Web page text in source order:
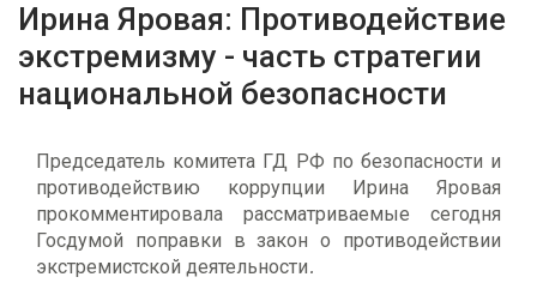
Ирина Яровая: Противодействие
экстремизму - часть стратегии
национальной безопасности
Председатель комитета ГД РФ по безопасности и
противодействию коррупции Ирина Яровая
прокомментировала рассматриваемые сегодня
Госдумой поправки в закон о противодействии
экстремистской деятельности.